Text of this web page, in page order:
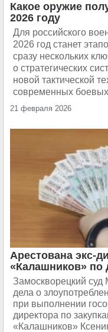
Какое оружие
2026 году
Для российского
2026 год станет
сразу нескольких
о стратегических
новой тактической
современных
21 февраля 2026
Арестована экс-
«Калашников» по
Замоскворецкий суд
дела о
при выполнении
директора по
«Калашников»